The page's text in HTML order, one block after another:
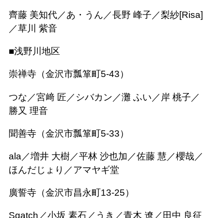
齊藤 美知代／あ・うん／長野 峰子／梨紗[Risa]
／草川 紫音
■浅野川地区
崇禅寺（金沢市瓢箪町5-43）
つな／宮﨑 匠／シバカン／灘 ふい／岸 桃子／
勝又 理音
聞善寺（金沢市瓢箪町5-33）
ala／増井 大樹／平林 沙也加／佐藤 慧／櫻哉／
ほんだじょり／アマヤギ堂
廣誓寺（金沢市昌永町13-25）
Sgatch／小坂 素石／うき／青木 遼／田中 良征